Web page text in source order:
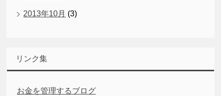
2013年10月 (3)
リンク集
お金を管理するブログ